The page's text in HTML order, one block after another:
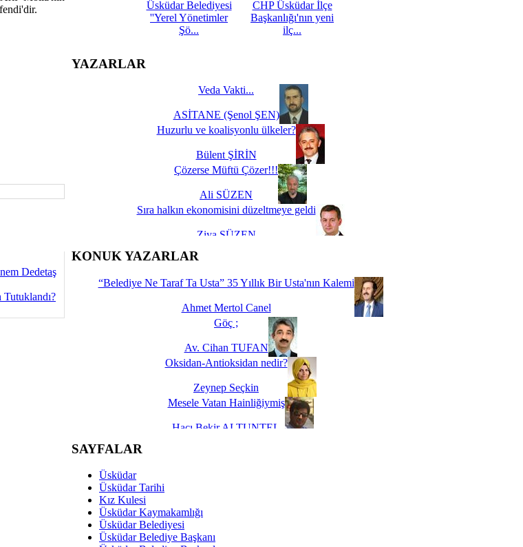
Dedetaş
Üsküdar Belediyesi
''Yerel Yönetimler
Şö...
CHP Üsküdar İlçe
Başkanlığı'nın yeni
ilç...
YAZARLAR
Veda Vakti...
ASİTANE (Şenol ŞEN)
Huzurlu ve koalisyonlu ülkeler?
Bülent ŞİRİN
Çözerse Müftü Çözer!!!
Ali SÜZEN
Sıra halkın ekonomisini düzeltmeye geldi
Ziya SÜZEN
İşte Biz buyuz...
KONUK YAZARLAR
“Belediye Ne Taraf Ta Usta” 35 Yıllık Bir Usta'nın Kalemi
Ahmet Mertol Canel
Göç ;
Av. Cihan TUFAN
Oksidan-Antioksidan nedir?
Zeynep Seçkin
Mesele Vatan Hainliğiymiş
Hacı Bekir ALTUNTEL
Dünya Fani, Ama Kısa Bir Süre De Olsa Burdayız
Savaş ŞENEL
Hukukun Adaleti Kalmadı Üstadım!
SAYFALAR
Üsküdar
Üsküdar Tarihi
Kız Kulesi
Üsküdar Kaymakamlığı
Üsküdar Belediyesi
Üsküdar Belediye Başkanı